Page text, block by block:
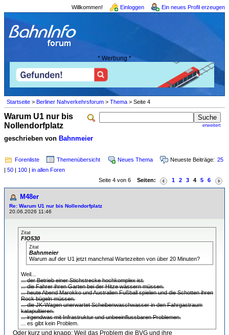
Willkommen! Einloggen Ein neues Profil erzeugen
* Werbung *
Startseite > Berliner Nahverkehrsforum > Thema > Seite 4
erweitert
Warum U1 nur bis
Nollendorfplatz
geschrieben von Bahnmeier
Forenliste Themenübersicht Neues Thema Neueste Beiträge: 25
| 50 | 100 | in allen Foren
Seite 4 von 6 Seiten: 1 2 3 4 5 6
M48er
Re: Warum U1 nur bis Nollendorfplatz
20.06.2026 11:46
Zitat
FlO530
Zitat
Bahnmeier
Warum auf der U1 jetzt manchmal Wartezeiten von über 20 Minuten?
Weil...
... der Betrieb einer Stichstrecke hochkomplex ist.
... die Fahrer ihren Garten bei der Hitze wässern müssen.
... heute Abend Marokko und Australien Fußball spielen und die Schotten ihren
Rock bügeln müssen.
... die JK-Wagen unerwartet Scheibenwaschwasser in den Fahrgastraum
katapultieren.
... irgendwas mit Infrastruktur und unbeeinflussbaren Problemen.
... es gibt kein Problem.
Oder kurz und knapp: Weil das Problem die BVG und ihre